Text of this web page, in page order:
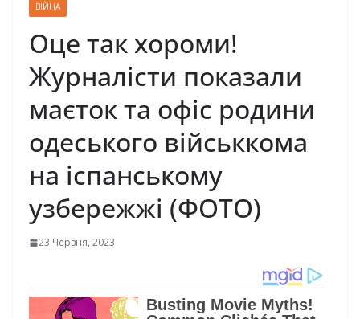
ВІЙНА
Оце так хороми!
Журналісти показали
маєток та офіс родини
одеського військкома
на іспанському
узбережжі (ФОТО)
23 Червня, 2023